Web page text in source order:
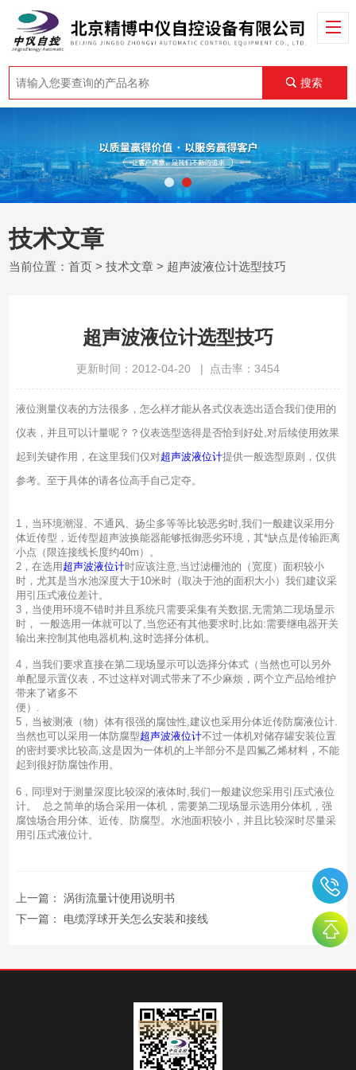
搜索
技术文章
当前位置：首页 >技术文章 > 超声波液位计选型技巧
超声波液位计选型技巧
更新时间：2012-04-20 | 点击率：3454
液位测量仪表的方法很多，怎么样才能从各式仪表选出适合我们使用的
仪表，并且可以计量呢？？仪表选型选得是否恰到好处,对后续使用效果
起到关键作用，在这里我们仅对超声波液位计提供一般选型原则，仅供
参考。至于具体的请各位高手自己定夺。
1，当环境潮湿、不通风、扬尘多等等比较恶劣时,我们一般建议采用分
体近传型，近传型超声波换能器能够抵御恶劣环境，其*缺点是传输距离
小点（限连接线长度约40m）。
2，在选用超声波液位计时应该注意,当过滤栅池的（宽度）面积较小
时，尤其是当水池深度大于10米时（取决于池的面积大小）我们建议采
用引压式液位差计。
3，当使用环境不错时并且系统只需要采集有关数据,无需第二现场显示
时， 一般选用一体就可以了,当您还有其他要求时,比如:需要继电器开关
输出来控制其他电器机构,这时选择分体机。
4，当我们要求直接在第二现场显示可以选择分体式（当然也可以另外
单配显示置仪表，不过这样对调式带来了不少麻烦，两个立产品给维护
带来了诸多不
便
5，当被测液（物）体有很强的腐蚀性,建议也采用分体近传防腐液位计.
当然也可以采用一体防腐型超声波液位计不过一体机对储存罐安装位置
的密封要求比较高,这是因为一体机的上半部分不是四氟乙烯材料，不能
起到很好防腐蚀作用。
6，同理对于测量深度比较深的液体时,我们一般建议您采用引压式液位
计。 总之简单的场合采用一体机，需要第二现场显示选用分体机，强
腐蚀场合用分体、近传、防腐型。水池面积较小，并且比较深时尽量采
用引压式液位计。
上一篇： 涡街流量计使用说明书
下一篇： 电缆浮球开关怎么安装和接线